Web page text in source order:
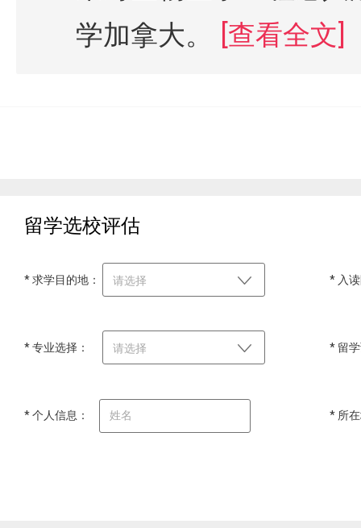
学加拿大。
[查看全文]
留学选校评估
* 求学目的地： 请选择 * 入
* 专业选择： 请选择 * 留
* 个人信息： * 所